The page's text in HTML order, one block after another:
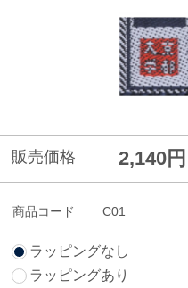
販売価格 2,140円
商品コード C01
ラッピングなし
ラッピングあり